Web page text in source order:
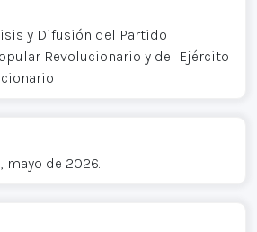
y Difusión del Partido
Revolucionario y del Ejército
mayo de 2026.